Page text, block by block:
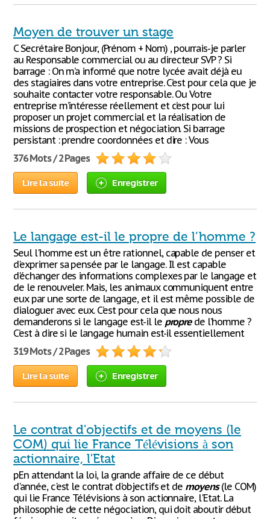
Moyen de trouver un stage
C Secrétaire Bonjour, (Prénom + Nom) , pourrais-je parler
au Responsable commercial ou au directeur SVP ? Si
barrage : On m’a informé que notre lycée avait déjà eu
des stagiaires dans votre entreprise. C’est pour cela que je
souhaite contacter votre responsable. Ou Votre
entreprise m’intéresse réellement et c’est pour lui
proposer un projet commercial et la réalisation de
missions de prospection et négociation. Si barrage
persistant : prendre coordonnées et dire : Vous
376 Mots / 2 Pages
Lire la suite Enregistrer
Le langage est-il le propre de l’homme ?
Seul l'homme est un être rationnel, capable de penser et
d'exprimer sa pensée par le langage. Il est capable
d'échanger des informations complexes par le langage et
de le renouveler. Mais, les animaux communiquent entre
eux par une sorte de langage, et il est même possible de
dialoguer avec eux. C’est pour cela que nous nous
demanderons si le langage est-il le proprede l’homme ?
C’est à dire si le langage humain est-il essentiellement
319 Mots / 2 Pages
Lire la suite Enregistrer
Le contrat d'objectifs et de moyens (le
COM) qui lie France Télévisions à son
actionnaire, l'Etat
pEn attendant la loi, la grande affaire de ce début
d'année, c'est le contrat d'objectifs et de moyens(le COM)
qui lie France Télévisions à son actionnaire, l'Etat. La
philosophie de cette négociation, qui doit aboutir début